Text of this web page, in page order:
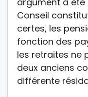
Conseil
certes, les
fonction des
les retraites ne
deux anciens
différente